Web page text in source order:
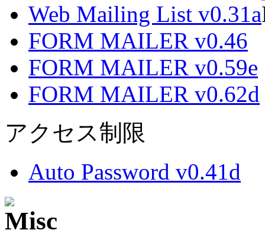
Web Mailing List v0.31a
FORM MAILER v0.46
FORM MAILER v0.59e
FORM MAILER v0.62d
アクセス制限
Auto Password v0.41d